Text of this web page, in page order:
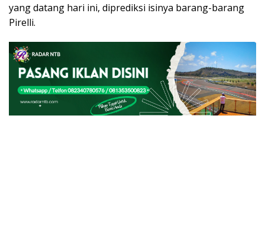
yang datang hari ini, diprediksi isinya barang-barang
Pirelli.